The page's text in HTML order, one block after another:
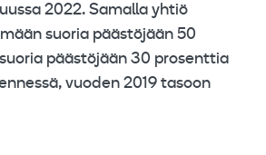
2022. Samalla yhtiö
suoria päästöjään 50
päästöjään 30 prosenttia
vuoden 2019 tasoon